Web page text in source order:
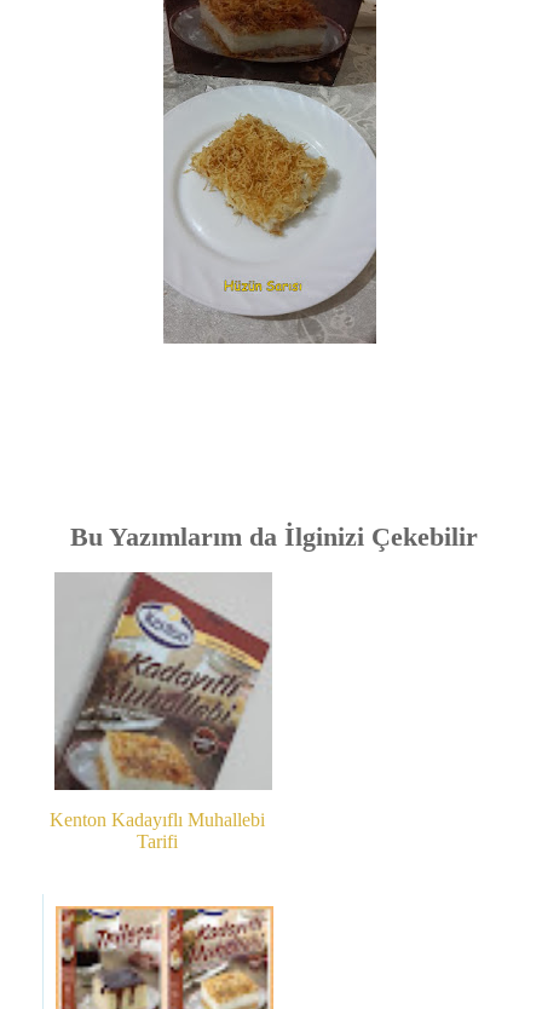
Bu Yazımlarım da İlginizi Çekebilir
Kenton Kadayıflı Muhallebi
Tarifi